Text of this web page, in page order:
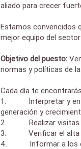
aliado para crecer
Estamos convencidos
mejor equipo del
Objetivo del puesto:
normas y políticas de
Cada día te
1. Interpretar y
generación y
2. Realizar visitas
3. Verificar el alta
4. Informar a los